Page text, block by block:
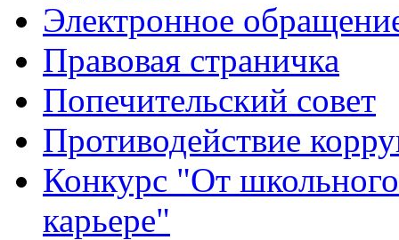
Электронное
Правовая страничка
Попечительский совет
Противодействие
Конкурс "От
карьере"